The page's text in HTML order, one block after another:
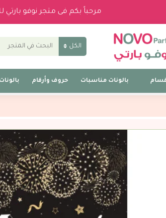
مرحباً بكم فى متجر نوفو
الكل
بالونات مناسبات حروف وأرقام